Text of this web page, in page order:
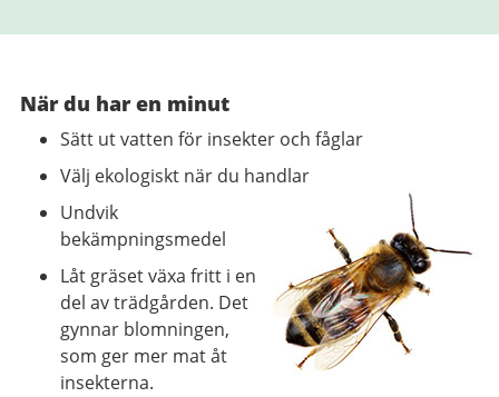
När du har en minut
Sätt ut vatten för insekter och fåglar
Välj ekologiskt när du handlar
Undvik
bekämpningsmedel
Låt gräset växa fritt i en
del av trädgården. Det
gynnar blomningen,
som ger mer mat åt
insekterna.